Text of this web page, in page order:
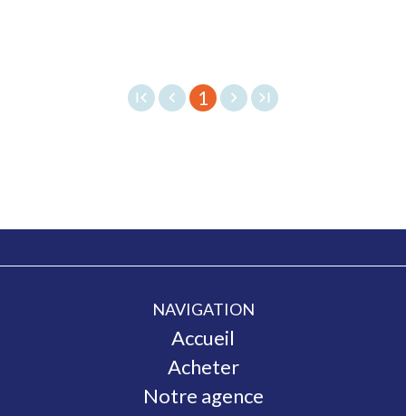
1
NAVIGATION
Accueil
Acheter
Notre agence